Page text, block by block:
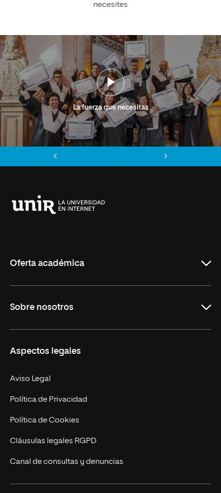
necesites
La fuerza que necesitas
Oferta académica
Másteres Oficiales
Másteres Propios
Doctorados
Experto Universitario
Postgrados
Cursos Universitarios
Sobre nosotros
Facultades
Nuestro Equipo
Trabaja en UNIR
Actualidad
UNIR Revista
Eventos
Aspectos legales
Aviso Legal
Política de Privacidad
Política de Cookies
Cláusulas legales RGPD
Canal de consultas y denuncias